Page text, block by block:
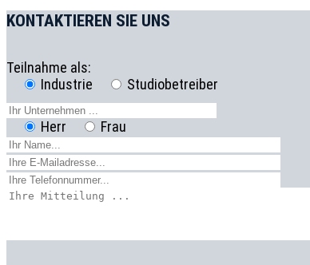
KONTAKTIEREN SIE UNS
Teilnahme als:
Industrie
Studiobetreiber
Herr Frau